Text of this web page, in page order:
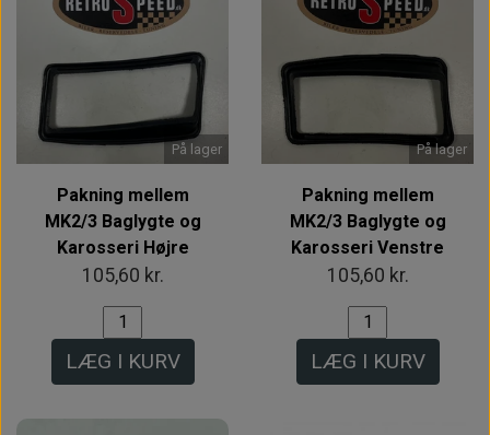
På lager
Pakning mellem
MK2/3 Baglygte og
Karosseri Højre
105,60 kr.
LÆG I KURV
På lager
Pakning mellem
MK2/3 Baglygte og
Karosseri Venstre
105,60 kr.
LÆG I KURV